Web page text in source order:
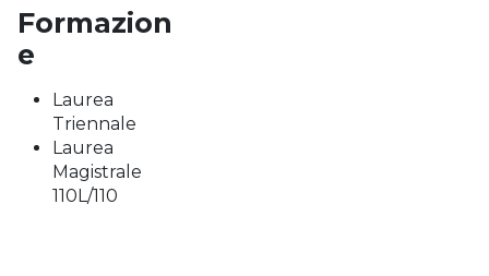
Formazion
e
Laurea
Triennale
Laurea
Magistrale
110L/110